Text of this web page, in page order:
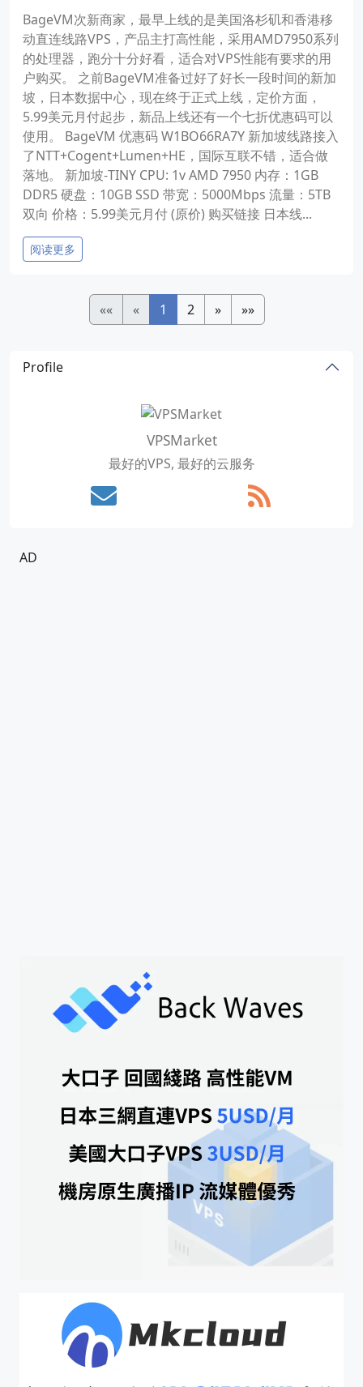
BageVM次新商家，最早上线的是美国洛杉矶和香港移
动直连线路VPS，产品主打高性能，采用AMD7950系列
的处理器，跑分十分好看，适合对VPS性能有要求的用
户购买。 之前BageVM准备过好了好长一段时间的新加
坡，日本数据中心，现在终于正式上线，定价方面，
5.99美元月付起步，新品上线还有一个七折优惠码可以
使用。 BageVM 优惠码 W1BO66RA7Y 新加坡线路接入
了NTT+Cogent+Lumen+HE，国际互联不错，适合做
落地。 新加坡-TINY CPU: 1v AMD 7950 内存：1GB
DDR5 硬盘：10GB SSD 带宽：5000Mbps 流量：5TB
双向 价格：5.99美元月付 (原价) 购买链接 日本线...
阅读更多
«« « 1 2 » »»
Profile
VPSMarket
最好的VPS, 最好的云服务
AD